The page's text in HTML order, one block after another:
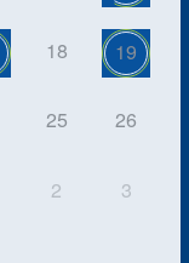
18 19
25 26
2 3